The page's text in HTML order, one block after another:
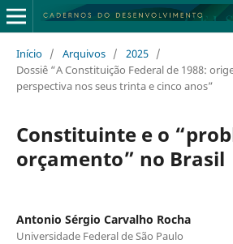
Início / Arquivos / 2025 /
Dossiê “A Constituição Federal de 1988:
perspectiva nos seus trinta e cinco anos”
Constituinte e o
orçamento” no Brasil
Antonio Sérgio Carvalho Rocha
Universidade Federal de São Paulo